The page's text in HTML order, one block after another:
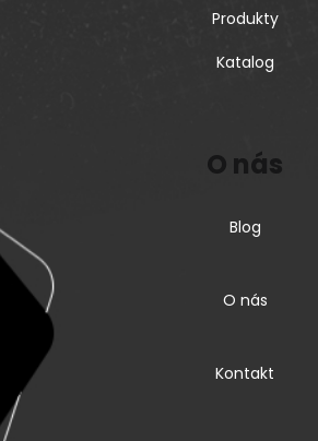
Produkty
Katalog
O nás
Blog
O nás
Kontakt